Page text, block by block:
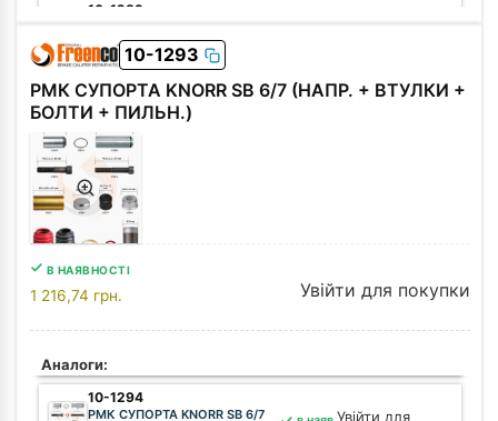
10-1289
(НАПР., ...
1 120,14грн.
01-15027
ВТУЛКА СУПОРТА KNORR Ø36xØ40x2...
10-1293
РМК СУПОРТА KNORR SB 6/7 (НАПР. + ВТУЛКИ +
БОЛТИ + ПИЛЬН.)
В НАЯВНОСТІ
1 216,74 грн. Увійти для покупки
Аналоги:
10-1294
РМК СУПОРТА KNORR SB 6/7
Увійти для